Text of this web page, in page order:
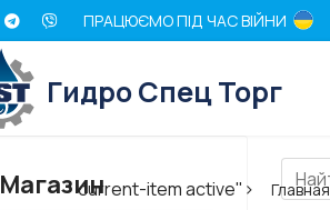
ПРАЦЮЄМО ПІД ЧАС ВІЙНИ
Гидро Спец Торг
current-item active"> Главная
Магазин